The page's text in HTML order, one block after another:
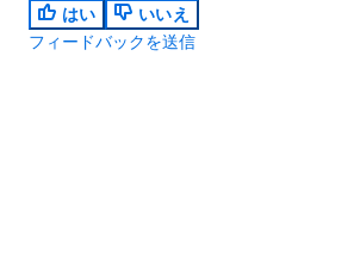
はい
いいえ
フィードバックを送信